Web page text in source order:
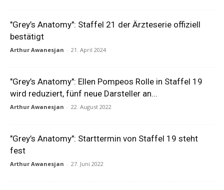
"Grey’s Anatomy": Staffel 21 der Ärzteserie offiziell
bestätigt
Arthur Awanesjan - 21. April 2024
"Grey’s Anatomy": Ellen Pompeos Rolle in Staffel 19
wird reduziert, fünf neue Darsteller an...
Arthur Awanesjan - 22. August 2022
"Grey’s Anatomy": Starttermin von Staffel 19 steht
fest
Arthur Awanesjan - 27. Juni 2022